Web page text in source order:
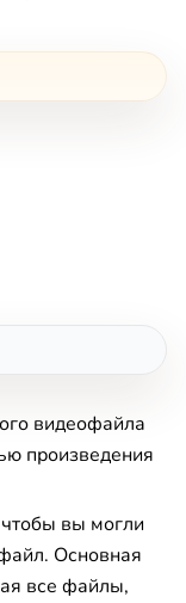
видеофайла
произведения
вы могли
Основная
все файлы,